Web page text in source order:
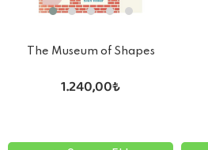
The Museum of Shapes
1.240,00₺